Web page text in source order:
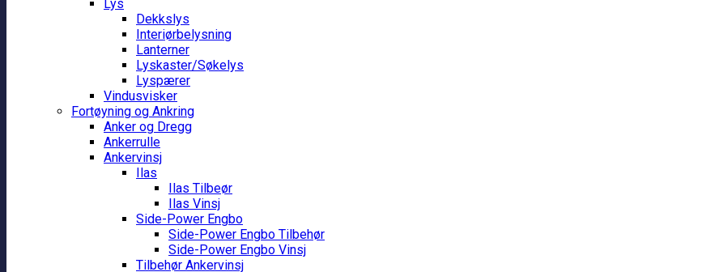
Lys
Dekkslys
Interiørbelysning
Lanterner
Lyskaster/Søkelys
Lyspærer
Vindusvisker
Fortøyning og Ankring
Anker og Dregg
Ankerrulle
Ankervinsj
Ilas
Ilas Tilbeør
Ilas Vinsj
Side-Power Engbo
Side-Power Engbo Tilbehør
Side-Power Engbo Vinsj
Tilbehør Ankervinsj